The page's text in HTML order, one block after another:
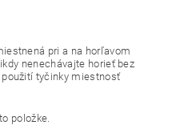
pri a na horľavom
nenechávajte horieť bez
tyčinky miestnosť
položke.